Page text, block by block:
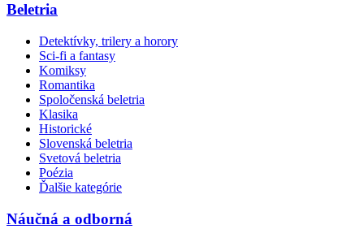
Beletria
Detektívky, trilery a horory
Sci-fi a fantasy
Komiksy
Romantika
Spoločenská beletria
Klasika
Historické
Slovenská beletria
Svetová beletria
Poézia
Ďalšie kategórie
Náučná a odborná